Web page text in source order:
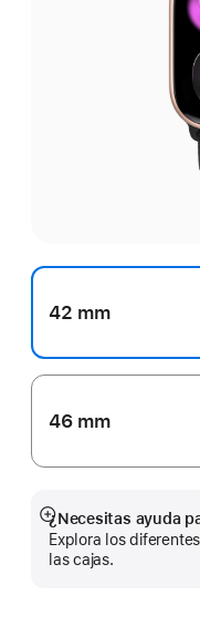
42 mm
46 mm
¿Necesitas ayuda
Explora los
las cajas.
Mostrar
más